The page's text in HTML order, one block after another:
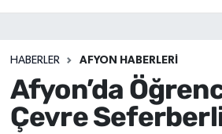
HABERLER AFYON HABERLERI
Afyon’da
Çevre
Sağlık
Eğitim